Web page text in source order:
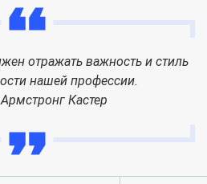
отражать важность и стиль
нашей профессии.
Кастер